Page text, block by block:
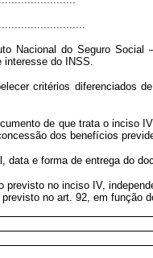
Nacional do Seguro Social
interesse do INSS.
critérios diferenciados
de que trata o inciso
dos benefícios
data e forma de entrega do
previsto no inciso IV,
no art. 92, em função